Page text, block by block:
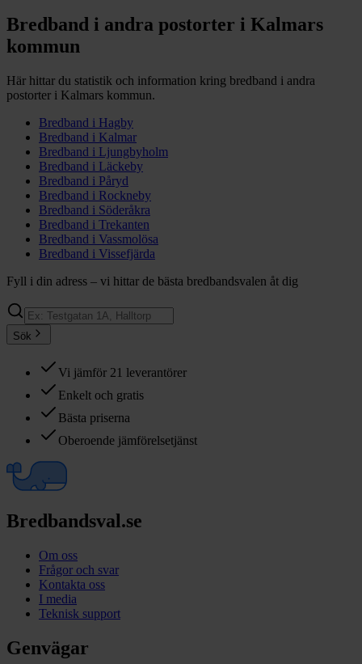
Bredband i andra postorter i Kalmars
kommun
Här hittar du statistik och information kring bredband i andra
postorter i Kalmars kommun.
Bredband i Hagby
Bredband i Kalmar
Bredband i Ljungbyholm
Bredband i Läckeby
Bredband i Påryd
Bredband i Rockneby
Bredband i Söderåkra
Bredband i Trekanten
Bredband i Vassmolösa
Bredband i Vissefjärda
Fyll i din adress – vi hittar de bästa bredbandsvalen åt dig
Sök
Vi jämför 21 leverantörer
Enkelt och gratis
Bästa priserna
Oberoende jämförelsetjänst
Bredbandsval.se
Om oss
Frågor och svar
Kontakta oss
I media
Teknisk support
Genvägar